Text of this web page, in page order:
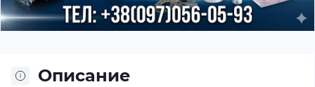
Описание